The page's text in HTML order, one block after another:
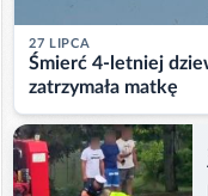
27 LIPCA
Śmierć 4-letniej
zatrzymała matkę